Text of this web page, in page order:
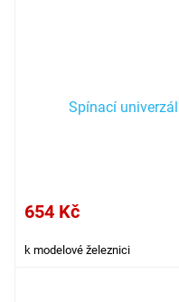
Spínací
654 Kč
k modelové železnici